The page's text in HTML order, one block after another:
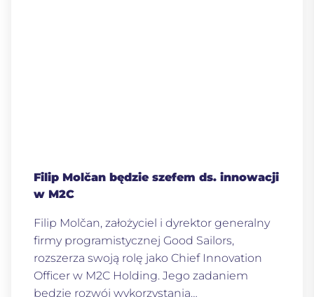
Filip Molčan będzie szefem ds. innowacji
w M2C
Filip Molčan, założyciel i dyrektor generalny
firmy programistycznej Good Sailors,
rozszerza swoją rolę jako Chief Innovation
Officer w M2C Holding. Jego zadaniem
będzie rozwój wykorzystania…